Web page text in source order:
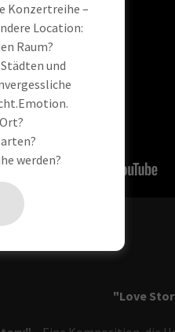
"Love
Konzertreihe –
Location:
Raum?
und
werden?